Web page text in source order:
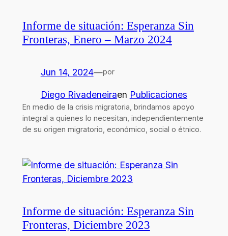
Informe de situación: Esperanza Sin
Fronteras, Enero – Marzo 2024
Jun 14, 2024—por
Diego Rivadeneiraen Publicaciones
En medio de la crisis migratoria, brindamos apoyo
integral a quienes lo necesitan, independientemente
de su origen migratorio, económico, social o étnico.
Informe de situación: Esperanza Sin
Fronteras, Diciembre 2023